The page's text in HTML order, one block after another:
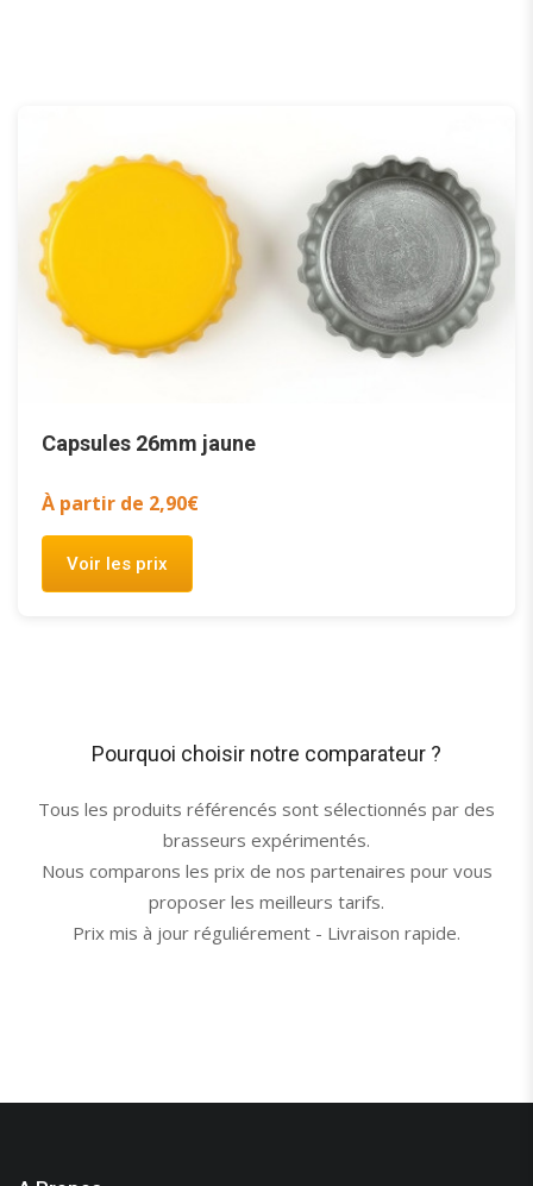
Capsules 26mm jaune
À partir de 2,90€
Voir les prix
Pourquoi choisir notre comparateur ?
Tous les produits référencés sont sélectionnés par des
brasseurs expérimentés.
Nous comparons les prix de nos partenaires pour vous
proposer les meilleurs tarifs.
Prix mis à jour réguliérement - Livraison rapide.